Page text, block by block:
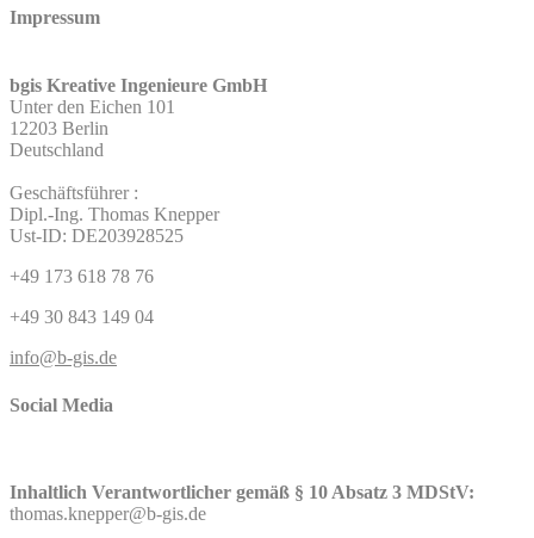
Impressum
bgis Kreative Ingenieure GmbH
Unter den Eichen 101
12203 Berlin
Deutschland
Geschäftsführer :
Dipl.-Ing. Thomas Knepper
Ust-ID: DE203928525
+49 173 618 78 76
+49 30 843 149 04
info@b-gis.de
Social Media
Inhaltlich Verantwortlicher gemäß § 10 Absatz 3 MDStV:
thomas.knepper@b-gis.de